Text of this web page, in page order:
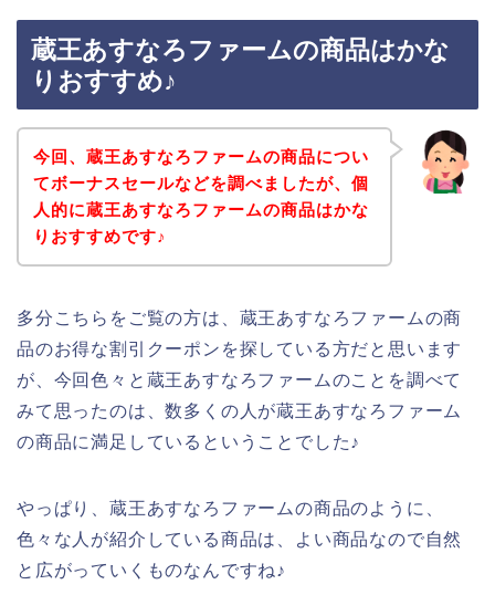
蔵王あすなろファームの商品はかな
りおすすめ♪
今回、蔵王あすなろファームの商品につい
てボーナスセールなどを調べましたが、個
人的に蔵王あすなろファームの商品はかな
りおすすめです♪
多分こちらをご覧の方は、蔵王あすなろファームの商
品のお得な割引クーポンを探している方だと思います
が、今回色々と蔵王あすなろファームのことを調べて
みて思ったのは、数多くの人が蔵王あすなろファーム
の商品に満足しているということでした♪
やっぱり、蔵王あすなろファームの商品のように、
色々な人が紹介している商品は、よい商品なので自然
と広がっていくものなんですね♪